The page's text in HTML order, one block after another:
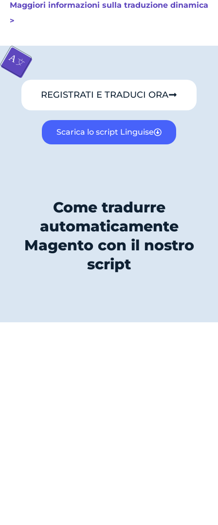
Maggiori informazioni sulla traduzione dinamica
>
REGISTRATI E TRADUCI ORA
Scarica lo script Linguise
Come tradurre
automaticamente
Magento con il nostro
script